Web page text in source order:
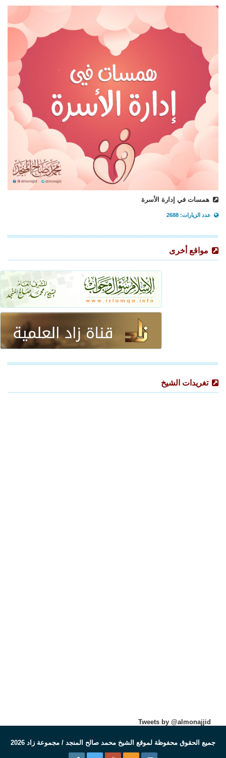
همسات في إدارة الأسرة
عدد الزيارات: 2688
مواقع أخرى
تغريدات الشيخ
Tweets by @almonajjid
جميع الحقوق محفوظة لموقع الشيخ محمد صالح المنجد / مجموعة زاد 2026